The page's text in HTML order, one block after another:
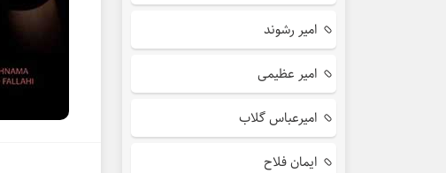
امیر رشوند
امیر عظیمی
امیرعباس گلاب
ایمان فلاح